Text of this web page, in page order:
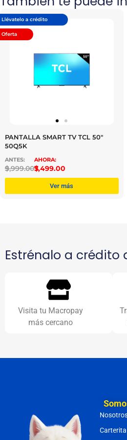
Llévatelo a crédito
Oferta
PANTALLA SMART TV TCL 50″
50Q5K
$
9,999.00$
7,499.00
Ver más
Estrénalo a crédito
Visita tu Macropay
más cercano
Carterita